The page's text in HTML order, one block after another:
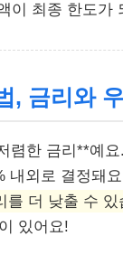
이 최종 한도가
, 금리와
렴한 금리**예
외로 결정돼
를 더 낮출 수 있
있어요!